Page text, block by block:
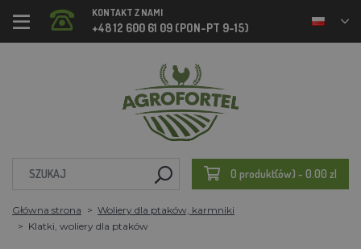
KONTAKT Z NAMI
+48 12 600 61 09 (PON-PT 9-15)
0 produkt(ów) - 0.00 zl
Główna strona
Woliery dla ptaków, karmniki
Klatki, woliery dla ptaków